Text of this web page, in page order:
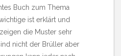
Buch zum Thema
ist erklärt und
die Muster sehr
nicht der Brüller aber